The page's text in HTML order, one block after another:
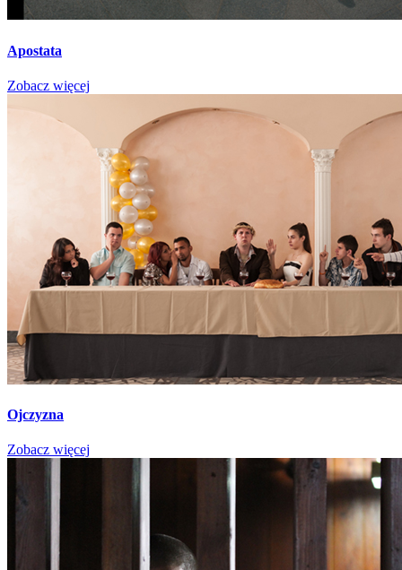
Apostata
Zobacz więcej
Ojczyzna
Zobacz więcej